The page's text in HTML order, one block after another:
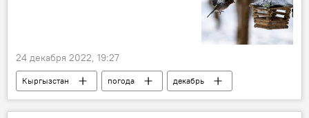
24 декабря 2022, 19:27
Кыргызстан погода
декабрь
без осадков